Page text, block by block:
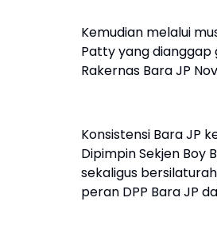
Kemudian melalui
Patty yang dianggap
Rakernas Bara JP
Konsistensi Bara JP
Dipimpin Sekjen Boy
sekaligus
peran DPP Bara JP